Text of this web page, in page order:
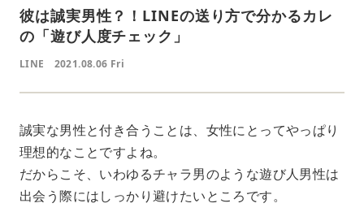
彼は誠実男性？！LINEの送り方で分かるカレ
の「遊び人度チェック」
LINE 2021.08.06 Fri
誠実な男性と付き合うことは、女性にとってやっぱり
理想的なことですよね。
だからこそ、いわゆるチャラ男のような遊び人男性は
出会う際にはしっかり避けたいところです。